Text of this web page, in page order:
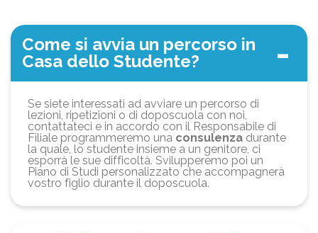
Come si avvia un percorso in
Casa dello Studente?
Se siete interessati ad avviare un percorso di
lezioni, ripetizioni o di doposcuola con noi,
contattateci e in accordo con il Responsabile di
Filiale programmeremo una consulenza durante
la quale, lo studente insieme a un genitore, ci
esporrà le sue difficoltà. Svilupperemo poi un
Piano di Studi personalizzato che accompagnerà
vostro figlio durante il doposcuola.